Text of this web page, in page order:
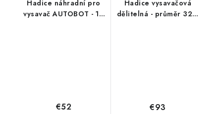
Hadice náhradní pro
vysavač AUTOBOT - 10
€52
Hadice vysavačová
dělitelná - průměr 32 /
€93